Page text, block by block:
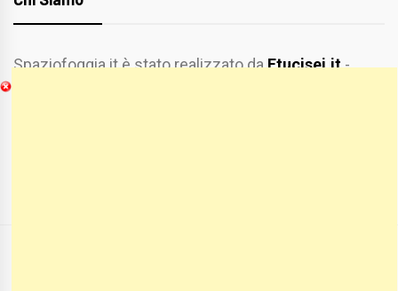
Spaziofoggia.it è stato realizzato daEtucisei.it-